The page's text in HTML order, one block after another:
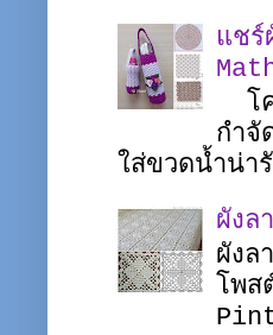
แชร์
โค
กำจั
ใส่ขวดน้ำน่
ผัง
ผัง
โพ